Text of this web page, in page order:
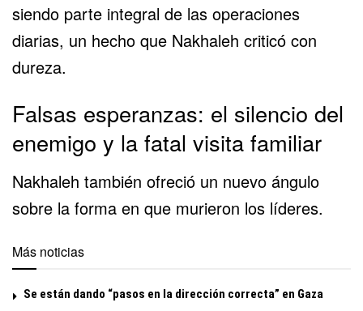
siendo parte integral de las operaciones
diarias, un hecho que Nakhaleh criticó con
dureza.
Falsas esperanzas: el silencio del
enemigo y la fatal visita familiar
Nakhaleh también ofreció un nuevo ángulo
sobre la forma en que murieron los líderes.
Más noticias
Se están dando “pasos en la dirección correcta” en Gaza